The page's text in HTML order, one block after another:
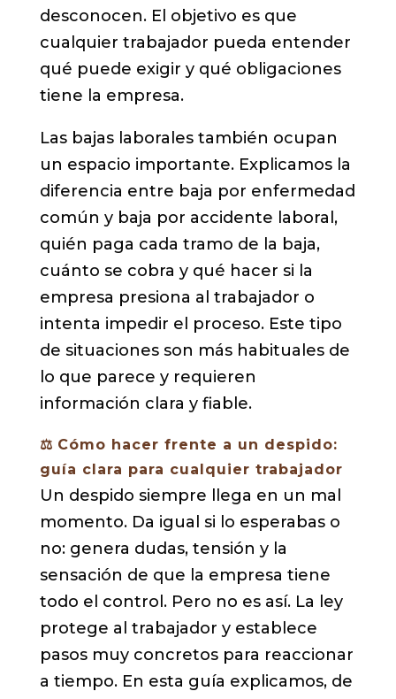
desconocen. El objetivo es que
cualquier trabajador pueda entender
qué puede exigir y qué obligaciones
tiene la empresa.
Las bajas laborales también ocupan
un espacio importante. Explicamos la
diferencia entre baja por enfermedad
común y baja por accidente laboral,
quién paga cada tramo de la baja,
cuánto se cobra y qué hacer si la
empresa presiona al trabajador o
intenta impedir el proceso. Este tipo
de situaciones son más habituales de
lo que parece y requieren
información clara y fiable.
⚖️ Cómo hacer frente a un despido:
guía clara para cualquier trabajador
Un despido siempre llega en un mal
momento. Da igual si lo esperabas o
no: genera dudas, tensión y la
sensación de que la empresa tiene
todo el control. Pero no es así. La ley
protege al trabajador y establece
pasos muy concretos para reaccionar
a tiempo. En esta guía explicamos, de